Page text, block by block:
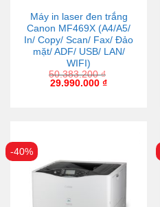
Máy in laser đen trắng
Canon MF469X (A4/A5/
In/ Copy/ Scan/ Fax/ Đảo
mặt/ ADF/ USB/ LAN/
WIFI)
50.383.200₫
29.990.000 ₫
-40%